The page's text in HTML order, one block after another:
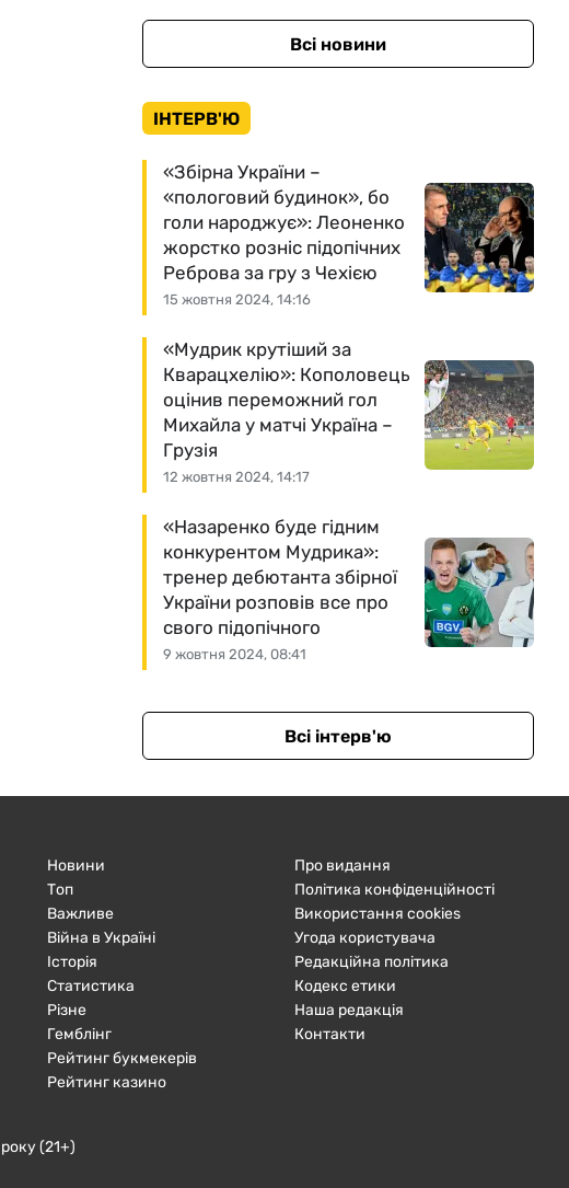
Всі новини
ІНТЕРВ'Ю
15 жовтня 2024, 14:16
«Збірна України –
«пологовий будинок», бо
голи народжує»: Леоненко
жорстко розніс підопічних
Реброва за гру з Чехією
12 жовтня 2024, 14:17
«Мудрик крутіший за
Кварацхелію»: Кополовець
оцінив переможний гол
Михайла у матчі Україна –
Грузія
9 жовтня 2024, 08:41
«Назаренко буде гідним
конкурентом Мудрика»:
тренер дебютанта збірної
України розповів все про
свого підопічного
Всі інтерв'ю
Новини
Топ
Важливе
Війна в Україні
Історія
Статистика
Різне
Гемблінг
Рейтинг букмекерів
Рейтинг казино
Про видання
Політика конфіденційності
Використання cookies
Угода користувача
Редакційна політика
Кодекс етики
Наша редакція
Контакти
(21+)